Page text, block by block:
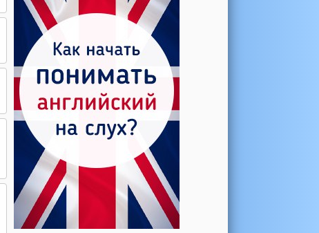
Ульяна Ф. →Болят и хрустят колени
Артемов Иван →
Болит и опухло колено
Чернов Игорь →Болят суставы при занятиях
спортом